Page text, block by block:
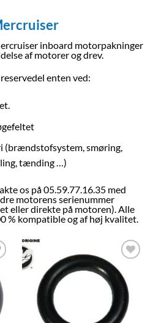
inboard motorpakninger
af motorer og drev.
enten ved:
(brændstofsystem, smøring,
tænding …)
os på 05.59.77.16.35 med
motorens serienummer
eller direkte på motoren). Alle
% kompatible og af høj kvalitet.
AJOUTER
À LA
LISTE
D’ENVIES